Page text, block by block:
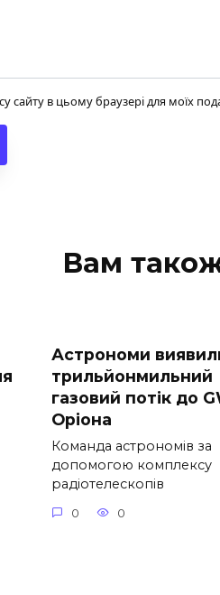
сайту в цьому браузері для моїх
Вам
Астрономи
трильйонмильний
газовий потік до
Оріона
Команда астрономів за
допомогою комплексу
радіотелескопів
0 0